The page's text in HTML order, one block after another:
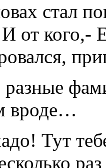
стал
от кого,-
вроде…
Тут